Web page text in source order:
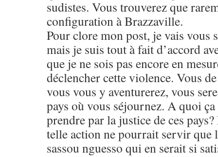
sudistes. Vous trouverez que
configuration à Brazzaville.
Pour clore mon post, je vais vous
mais je suis tout à fait d’accord
que je ne sois pas encore en
déclencher cette violence. Vous
vous vous y aventurerez, vous
pays où vous séjournez. A quoi
prendre par la justice de ces pays?
telle action ne pourrait servir que
sassou nguesso qui en serait si